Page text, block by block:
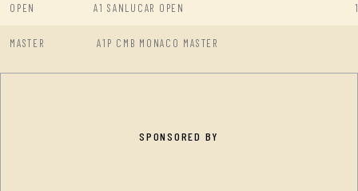
OPEN A1 SANLUCAR OPEN
MASTER A1P CMB MONACO MASTER
SPONSORED BY